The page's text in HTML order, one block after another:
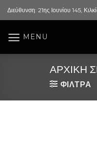
Skip
to
Διεύθυνση: 21ης Ιουνίου 145,
MENU
ΑΡΧΙΚΉ
ΦΙΛΤΡΑ